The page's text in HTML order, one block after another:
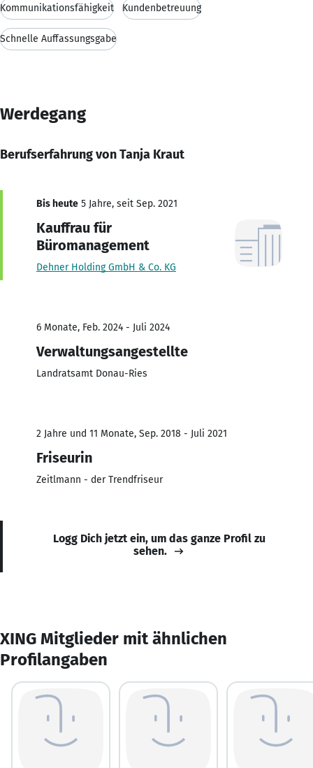
Kommunikationsfähigkeit Kundenbetreuung
Schnelle Auffassungsgabe
Werdegang
Berufserfahrung von Tanja Kraut
Bis heute 5 Jahre, seit Sep. 2021
Kauffrau für
Büromanagement
Dehner Holding GmbH & Co. KG
6 Monate, Feb. 2024 - Juli 2024
Verwaltungsangestellte
Landratsamt Donau-Ries
2 Jahre und 11 Monate, Sep. 2018 - Juli 2021
Friseurin
Zeitlmann - der Trendfriseur
Logg Dich jetzt ein, um das ganze Profil zu
sehen.
XING Mitglieder mit ähnlichen
Profilangaben